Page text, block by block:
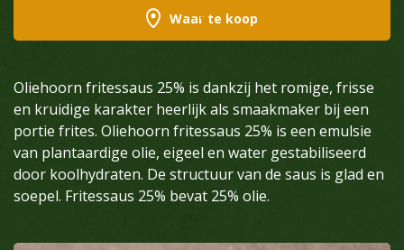
Waar te koop
Oliehoorn fritessaus 25% is dankzij het romige, frisse
en kruidige karakter heerlijk als smaakmaker bij een
portie frites. Oliehoorn fritessaus 25% is een emulsie
van plantaardige olie, eigeel en water gestabiliseerd
door koolhydraten. De structuur van de saus is glad en
soepel. Fritessaus 25% bevat 25% olie.